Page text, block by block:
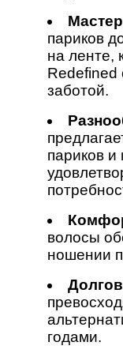
париков
на ленте,
Redefined
заботой.
париков
волосы
ношении
годами.